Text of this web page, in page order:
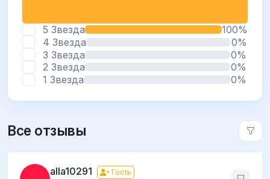
5 Звезда
100%
4 Звезда
0%
3 Звезда
0%
2 Звезда
0%
1 Звезда
0%
Все отзывы
alla10291 Гость